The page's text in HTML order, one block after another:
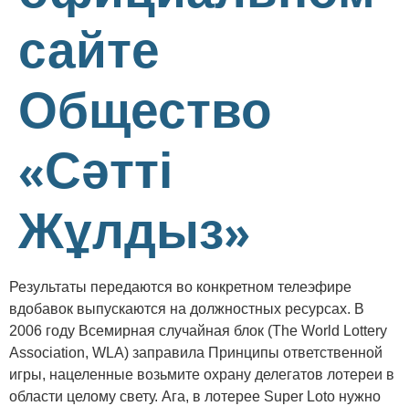
сайте
Общество
«Сәтті
Жұлдыз»
Результаты передаются во конкретном телеэфире
вдобавок выпускаются на должностных ресурсах. В
2006 году Всемирная случайная блок (The World Lottery
Association, WLA) заправила Принципы ответственной
игры, нацеленные возьмите охрану делегатов лотереи в
области целому свету. Ага, в лотерее Super Loto нужно